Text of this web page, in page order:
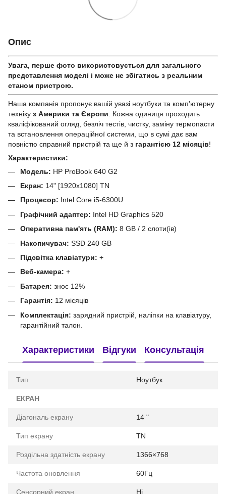
Опис
Увага, перше фото використовується для загального
представлення моделі і може не збігатись з реальним
станом приcтрою.
Наша компанія пропонує вашій увазі ноутбуки та комп'ютерну
техніку з Америки та Європи . Кожна одиниця проходить
кваліфікований огляд, безліч тестів, чистку, заміну термопасти
та встановлення операційної системи, що в сумі дає вам
повністю справний пристрій та ще й з гарантією 12 місяців!
Характеристики:
Модель: HP ProBook 640 G2
Екран: 14" [1920x1080] TN
Процесор: Intel Core i5-6300U
Графічний адаптер: Intel HD Graphics 520
Оперативна пам'ять (RAM): 8 GB / 2 слоти(ів)
Накопичувач: SSD 240 GB
Підсвітка клавіатури: +
Веб-камера: +
Батарея: знос 12%
Гарантія: 12 місяців
Комплектація: зарядний пристрій, наліпки на клавіатуру,
гарантійний талон.
Характеристики Відгуки Консультація
Тип Ноутбук
ЕКРАН
Діагональ екрану 14 "
Тип екрану TN
Роздільна здатність екрану 1366×768
Частота оновлення 60Гц
Сенсорний екран Ні